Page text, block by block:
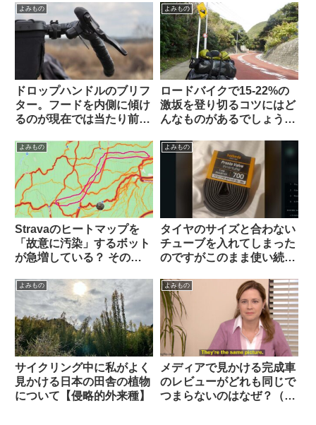
示板より】
よみもの
ドロップハンドルのブリフ
ター。フードを内側に傾け
るのが現在では当たり前？
よみもの
ロードバイクで15-22%の
激坂を登り切るコツにはど
んなものがあるでしょう
よみもの
Stravaのヒートマップを
「故意に汚染」するボット
が急増している？ その背
板から）
よみもの
タイヤのサイズと合わない
チューブを入れてしまった
のですがこのまま使い続け
外掲示板より）
よみもの
サイクリング中に私がよく
見かける日本の田舎の植物
について【侵略的外来種】
よみもの
メディアで見かける完成車
のレビューがどれも同じで
つまらないのはなぜ？（海